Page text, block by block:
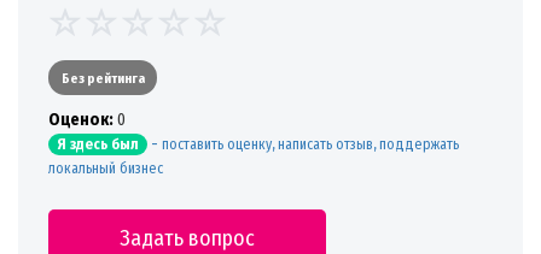
Без рейтинга
Oценок:0
Я здесь был - поставить оценку, написать отзыв, поддержать
локальный бизнес
Задать вопрос